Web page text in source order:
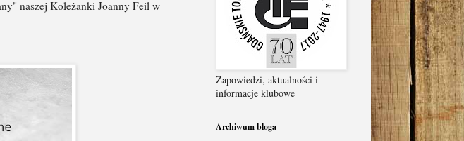
naszej Koleżanki Joanny Feil w
Zapowiedzi, aktualności i
informacje klubowe
Archiwum bloga